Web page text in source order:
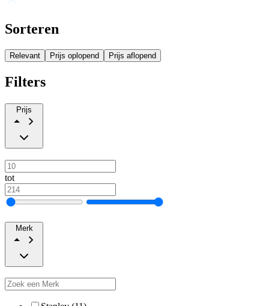
Sorteren
Relevant Prijs oplopend Prijs aflopend
Filters
Prijs
tot
Merk